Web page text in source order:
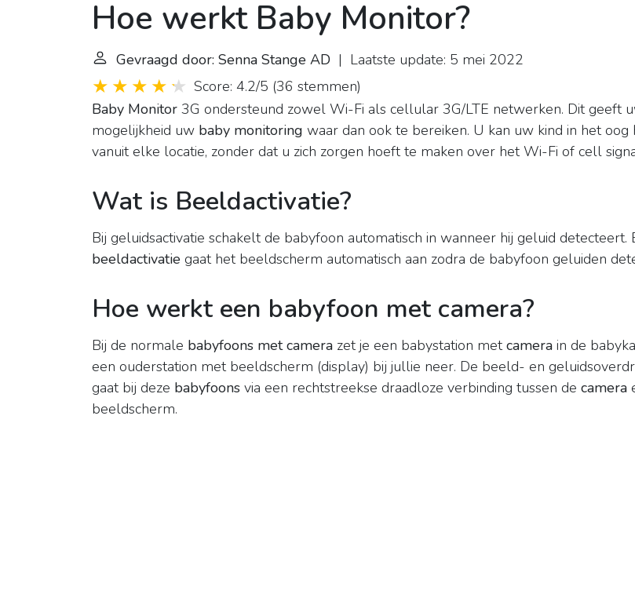
Hoe werkt Baby Monitor?
Gevraagd door: Senna Stange AD | Laatste update: 5 mei 2022
Score: 4.2/5 (36 stemmen)
Baby Monitor 3G ondersteund zowel Wi-Fi als cellular 3G/LTE netwerken. Dit geeft
mogelijkheid uw baby monitoring waar dan ook te bereiken. U kan uw kind in het oog
vanuit elke locatie, zonder dat u zich zorgen hoeft te maken over het Wi-Fi of cell
Wat is Beeldactivatie?
Bij geluidsactivatie schakelt de babyfoon automatisch in wanneer hij geluid detecteert.
beeldactivatie gaat het beeldscherm automatisch aan zodra de babyfoon geluiden
Hoe werkt een babyfoon met camera?
Bij de normale babyfoons met camera zet je een babystation metcamera in de
een ouderstation met beeldscherm (display) bij jullie neer. De beeld- en
gaat bij deze babyfoons via een rechtstreekse draadloze verbinding tussen de camera
beeldscherm.